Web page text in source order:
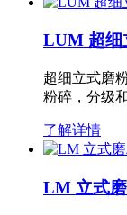
LUM 超细
超细立式磨
粉碎，分级
了解详情
LM 立式